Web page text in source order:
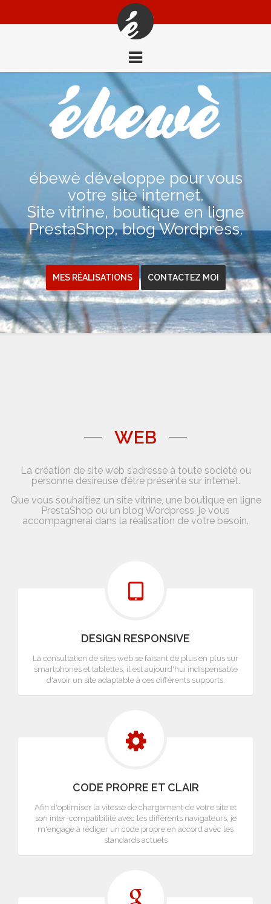
ébewè développe pour vous
votre site internet.
Site vitrine, boutique en ligne
PrestaShop, blog Wordpress.
MES RÉALISATIONS CONTACTEZ MOI
WEB
La création de site web s’adresse à toute société ou
personne désireuse d’être présente sur internet.
Que vous souhaitiez un site vitrine, une boutique en ligne
PrestaShop ou un blog Wordpress, je vous
accompagnerai dans la réalisation de votre besoin.
DESIGN RESPONSIVE
La consultation de sites web se faisant de plus en plus sur
smartphones et tablettes, il est aujourd'hui indispensable
d'avoir un site adaptable à ces différents supports.
CODE PROPRE ET CLAIR
Afin d'optimiser la vitesse de chargement de votre site et
son inter-compatibilité avec les différents navigateurs, je
m'engage à rédiger un code propre en accord avec les
standards actuels